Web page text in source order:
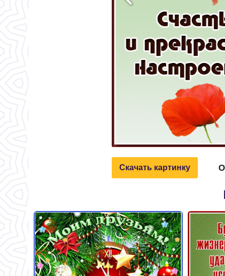
Скачать картинку